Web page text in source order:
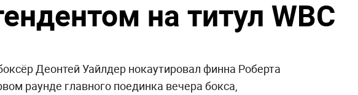
на титул WBC
Деонтей Уайлдер нокаутировал финна Роберта
раунде главного поединка вечера бокса,